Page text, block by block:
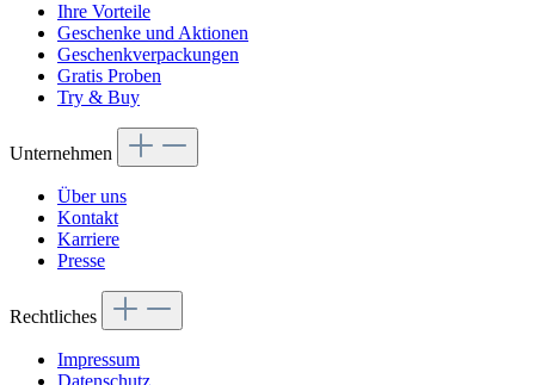
Ihre Vorteile
Geschenke und Aktionen
Geschenkverpackungen
Gratis Proben
Try & Buy
Unternehmen
Über uns
Kontakt
Karriere
Presse
Rechtliches
Impressum